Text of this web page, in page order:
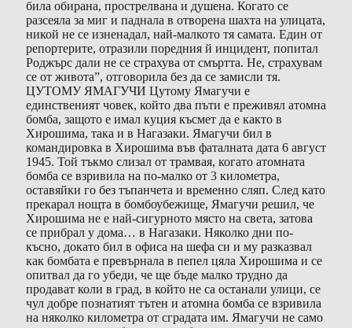
била обирана, прострелвана и душена. Когато се
разсеяла за миг и паднала в отворена шахта на улицата,
никой не се изненадал, най-малкото тя самата. Един от
репортерите, отразили поредния й инцидент, попитал
Роджърс дали не се страхува от смъртта. Не, страхувам
се от живота”, отговорила без да се замисли тя.
ЦУТОМУ ЯМАГУЧИ Цутому Ямагучи е
единственият човек, който два пъти е преживял атомна
бомба, защото е имал куция късмет да е както в
Хирошима, така и в Нагазаки. Ямагучи бил в
командировка в Хирошима във фаталната дата 6 август
1945. Той тъкмо слизал от трамвая, когато атомната
бомба се взривила на по-малко от 3 километра,
оставяйки го без тъпанчета и временно сляп. След като
прекарал нощта в бомбоубежище, Ямагучи решил, че
Хирошима не е най-сигурното място на света, затова
се прибрал у дома… в Нагазаки. Няколко дни по-
късно, докато бил в офиса на шефа си и му разказвал
как бомбата е превърнала в пепел цяла Хирошима и се
опитвал да го убеди, че ще бъде малко трудно да
продават коли в град, в който не са останали улици, се
чул добре познатият тътен и атомна бомба се взривила
на няколко километра от сградата им. Ямагучи не само